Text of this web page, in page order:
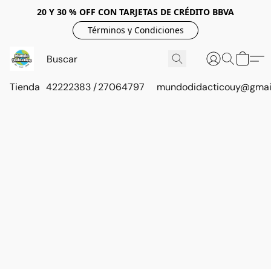
20 Y 30 % OFF CON TARJETAS DE CRÉDITO BBVA
Términos y Condiciones
Tienda 42222383 / 27064797